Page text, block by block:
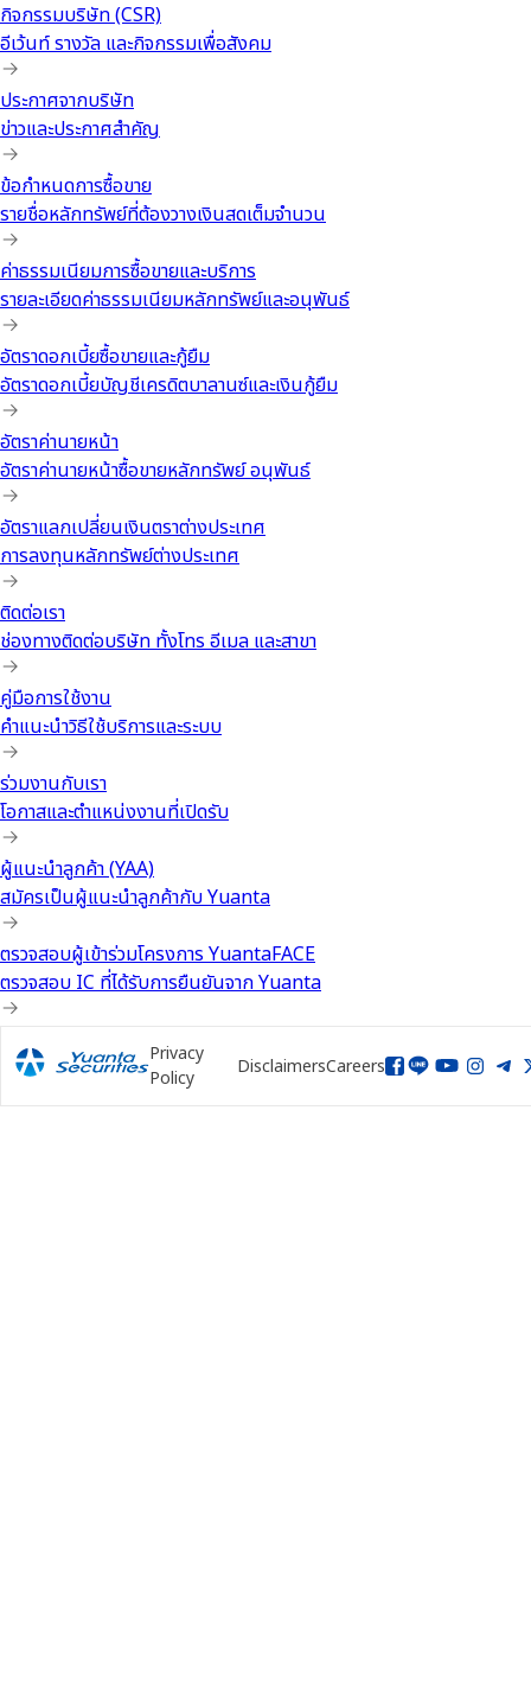
กิจกรรมบริษัท (CSR)
อีเว้นท์ รางวัล และกิจกรรมเพื่อสังคม
ประกาศจากบริษัท
ข่าวและประกาศสำคัญ
ข้อกำหนดการซื้อขาย
รายชื่อหลักทรัพย์ที่ต้องวางเงินสดเต็มจำนวน
ค่าธรรมเนียมการซื้อขายและบริการ
รายละเอียดค่าธรรมเนียมหลักทรัพย์และอนุพันธ์
อัตราดอกเบี้ยซื้อขายและกู้ยืม
อัตราดอกเบี้ยบัญชีเครดิตบาลานซ์และเงินกู้ยืม
อัตราค่านายหน้า
อัตราค่านายหน้าซื้อขายหลักทรัพย์ อนุพันธ์
อัตราแลกเปลี่ยนเงินตราต่างประเทศ
การลงทุนหลักทรัพย์ต่างประเทศ
ติดต่อเรา
ช่องทางติดต่อบริษัท ทั้งโทร อีเมล และสาขา
คู่มือการใช้งาน
คำแนะนำวิธีใช้บริการและระบบ
ร่วมงานกับเรา
โอกาสและตำแหน่งงานที่เปิดรับ
ผู้แนะนำลูกค้า (YAA)
สมัครเป็นผู้แนะนำลูกค้ากับ Yuanta
ตรวจสอบผู้เข้าร่วมโครงการ YuantaFACE
ตรวจสอบ IC ที่ได้รับการยืนยันจาก Yuanta
Privacy
Policy
DisclaimersCareers